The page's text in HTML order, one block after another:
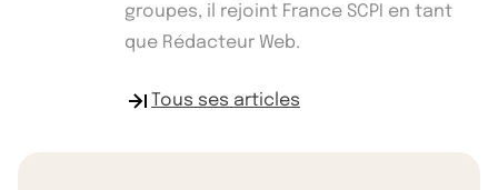
groupes, il rejoint France SCPI en tant
que Rédacteur Web.
Tous ses articles